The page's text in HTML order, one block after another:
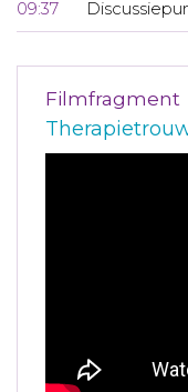
09:37
Filmfragment